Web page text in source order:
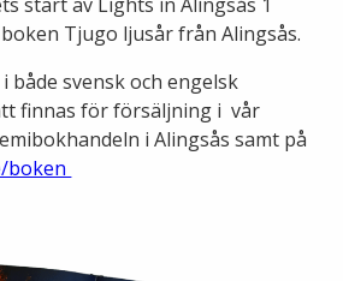
i Alingsås
Tjugo ljusår från Alingsås.
både svensk och engelsk
finnas för försäljning i vår
i Alingsås samt på
boken